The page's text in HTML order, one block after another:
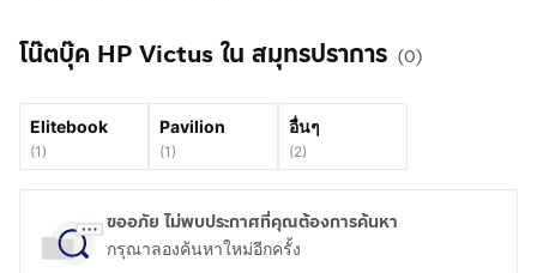
โน๊ตบุ๊ค HP Victus ใน สมุทรปราการ (0)
Elitebook
(1 )
Pavilion
(1 )
อื่นๆ
(2)
ขออภัย ไม่พบประกาศที่คุณต้องการค้นหา
กรุณาลองค้นหาใหม่อีกครั้ง